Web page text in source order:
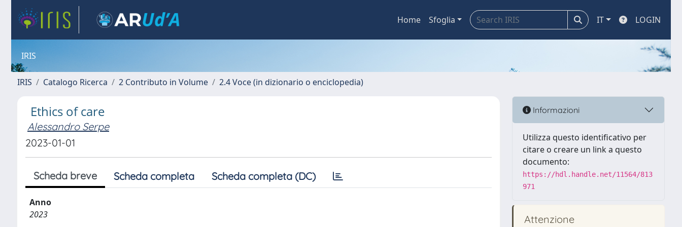
Home Sfoglia IT LOGIN
IRIS
IRIS Catalogo Ricerca 2 Contributo in Volume 2.4 Voce (in dizionario o enciclopedia)
Ethics of care
Alessandro Serpe
2023-01-01
Scheda breve Scheda completa Scheda completa (DC)
Anno
2023
Informazioni
Utilizza questo identificativo per
citare o creare un link a questo
documento:
https://hdl.handle.net/11564/813
971
Attenzione